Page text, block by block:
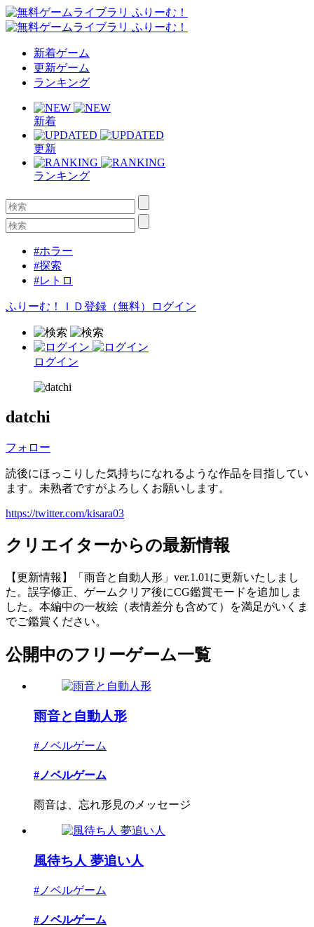
新着ゲーム
更新ゲーム
ランキング
新着
更新
ランキング
#ホラー
#探索
#レトロ
ふりーむ！ＩＤ登録（無料） ログイン
ログイン
datchi
フォロー
読後にほっこりした気持ちになれるような作品を目指してい
ます。未熟者ですがよろしくお願いします。
https://twitter.com/kisara03
クリエイターからの最新情報
【更新情報】「雨音と自動人形」ver.1.01に更新いたしまし
た。誤字修正、ゲームクリア後にCG鑑賞モードを追加しま
した。本編中の一枚絵（表情差分も含めて）を満足がいくま
でご鑑賞ください。
公開中のフリーゲーム一覧
雨音と自動人形
#ノベルゲーム
#ノベルゲーム
雨音は、忘れ形見のメッセージ
風待ち人 夢追い人
#ノベルゲーム
#ノベルゲーム